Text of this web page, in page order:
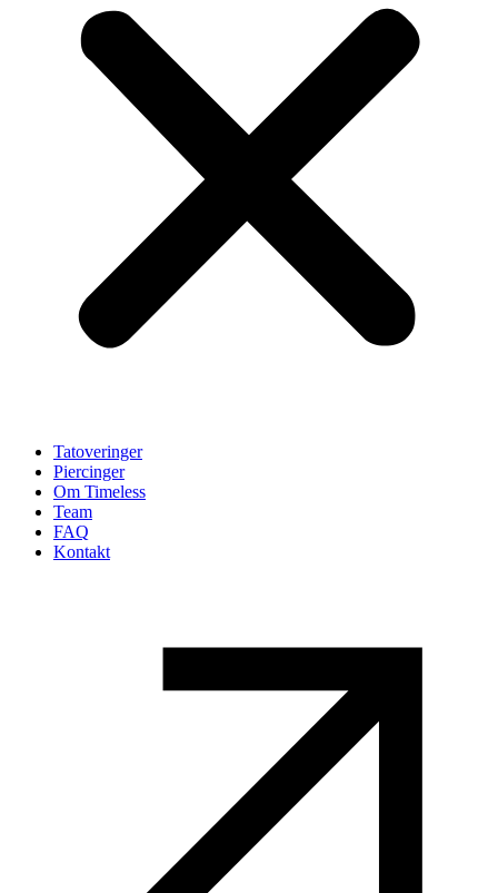
Tatoveringer
Piercinger
Om Timeless
Team
FAQ
Kontakt